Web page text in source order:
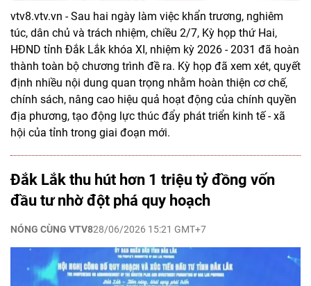
vtv8.vtv.vn - Sau hai ngày làm việc khẩn trương, nghiêm
túc, dân chủ và trách nhiệm, chiều 2/7, Kỳ họp thứ Hai,
HĐND tỉnh Đắk Lắk khóa XI, nhiệm kỳ 2026 - 2031 đã hoàn
thành toàn bộ chương trình đề ra. Kỳ họp đã xem xét, quyết
định nhiều nội dung quan trọng nhằm hoàn thiện cơ chế,
chính sách, nâng cao hiệu quả hoạt động của chính quyền
địa phương, tạo động lực thúc đẩy phát triển kinh tế - xã
hội của tỉnh trong giai đoạn mới.
Đắk Lắk thu hút hơn 1 triệu tỷ đồng vốn
đầu tư nhờ đột phá quy hoạch
NÓNG CÙNG VTV828/06/2026 15:21 GMT+7